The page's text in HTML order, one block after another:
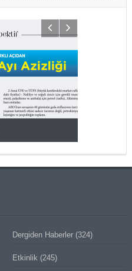
Dergiden Haberler (324)
Etkinlik (245)